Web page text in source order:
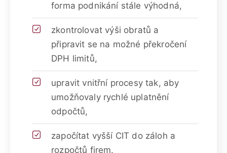
forma podnikání stále výhodná,
zkontrolovat výši obratů a
připravit se na možné překročení
DPH limitů,
upravit vnitřní procesy tak, aby
umožňovaly rychlé uplatnění
odpočtů,
započítat vyšší CIT do záloh a
rozpočtů firem.